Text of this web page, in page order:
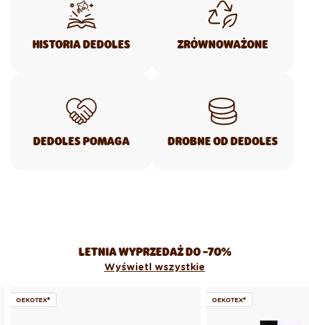
HISTORIA DEDOLES ZRÓWNOWAŻONE
DEDOLES POMAGA DROBNE OD DEDOLES
LETNIA WYPRZEDAŻ DO -70%
Wyświetl wszystkie
OEKOTEX® OEKOTEX®